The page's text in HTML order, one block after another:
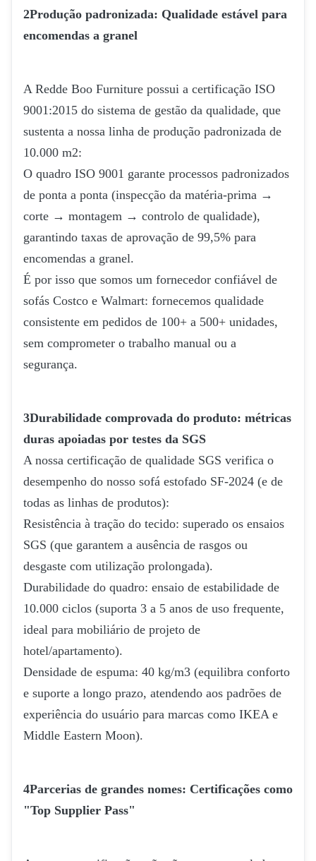
2Produção padronizada: Qualidade estável para
encomendas a granel
A Redde Boo Furniture possui a certificação ISO
9001:2015 do sistema de gestão da qualidade, que
sustenta a nossa linha de produção padronizada de
10.000 m2:
O quadro ISO 9001 garante processos padronizados
de ponta a ponta (inspecção da matéria-prima →
corte → montagem → controlo de qualidade),
garantindo taxas de aprovação de 99,5% para
encomendas a granel.
É por isso que somos um fornecedor confiável de
sofás Costco e Walmart: fornecemos qualidade
consistente em pedidos de 100+ a 500+ unidades,
sem comprometer o trabalho manual ou a
segurança.
3Durabilidade comprovada do produto: métricas
duras apoiadas por testes da SGS
A nossa certificação de qualidade SGS verifica o
desempenho do nosso sofá estofado SF-2024 (e de
todas as linhas de produtos):
Resistência à tração do tecido: superado os ensaios
SGS (que garantem a ausência de rasgos ou
desgaste com utilização prolongada).
Durabilidade do quadro: ensaio de estabilidade de
10.000 ciclos (suporta 3 a 5 anos de uso frequente,
ideal para mobiliário de projeto de
hotel/apartamento).
Densidade de espuma: 40 kg/m3 (equilibra conforto
e suporte a longo prazo, atendendo aos padrões de
experiência do usuário para marcas como IKEA e
Middle Eastern Moon).
4Parcerias de grandes nomes: Certificações como
"Top Supplier Pass"